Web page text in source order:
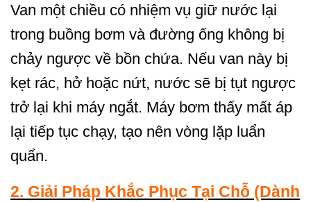
Van một chiều có nhiệm vụ giữ nước lại
trong buồng bơm và đường ống không bị
chảy ngược về bồn chứa. Nếu van này bị
kẹt rác, hở hoặc nứt, nước sẽ bị tụt ngược
trở lại khi máy ngắt. Máy bơm thấy mất áp
lại tiếp tục chạy, tạo nên vòng lặp luẩn
quẩn.
2. Giải Pháp Khắc Phục Tại Chỗ (Dành